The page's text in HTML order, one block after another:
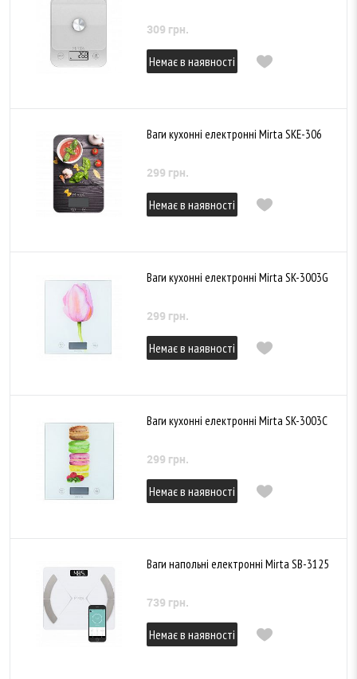
309 грн.
Немає в наявності
Ваги кухонні електронні Mirta SKE-306
299 грн.
Немає в наявності
Ваги кухонні електронні Mirta SK-3003G
299 грн.
Немає в наявності
Ваги кухонні електронні Mirta SK-3003C
299 грн.
Немає в наявності
Ваги напольні електронні Mirta SB-3125
739 грн.
Немає в наявності